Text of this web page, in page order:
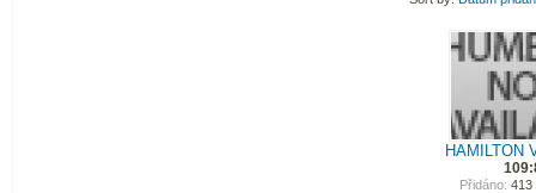
HAMILTON
Přidáno: 413